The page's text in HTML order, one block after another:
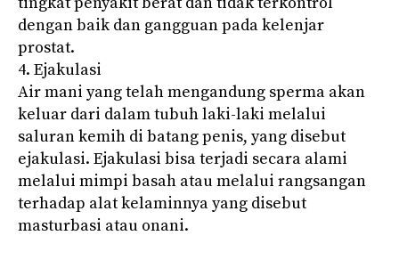
dengan baik dan gangguan pada kelenjar
prostat.
4. Ejakulasi
Air mani yang telah mengandung sperma akan
keluar dari dalam tubuh laki-laki melalui
saluran kemih di batang penis, yang disebut
ejakulasi. Ejakulasi bisa terjadi secara alami
melalui mimpi basah atau melalui rangsangan
terhadap alat kelaminnya yang disebut
masturbasi atau onani.